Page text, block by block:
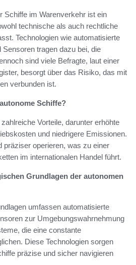
Schiffe im Warenverkehr ist ein
technische als auch rechtliche
Technologien wie automatisierte
tragen dazu bei, die
sind viele Befragte, laut einer
besorgt über das Risiko, das mit
verbunden ist.
Schiffe?
Vorteile, darunter erhöhte
und niedrigere Emissionen.
präziser operieren, was zu einer
im internationalen Handel führt.
Grundlagen der autonomen
umfassen automatisierte
zur Umgebungswahrnehmung
die eine constante
Diese Technologien sorgen
präzise und sicher navigieren